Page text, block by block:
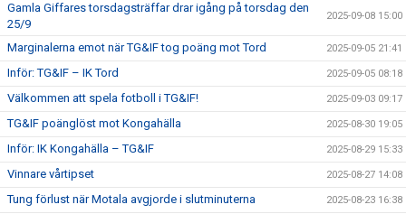
Gamla Giffares torsdagsträffar drar igång på torsdag den
25/9
2025-09-08 15:00
Marginalerna emot när TG&IF tog poäng mot Tord 2025-09-05 21:41
Inför: TG&IF – IK Tord 2025-09-05 08:18
Välkommen att spela fotboll i TG&IF! 2025-09-03 09:17
TG&IF poänglöst mot Kongahälla 2025-08-30 19:05
Inför: IK Kongahälla – TG&IF 2025-08-29 15:33
Vinnare vårtipset 2025-08-27 14:08
Tung förlust när Motala avgjorde i slutminuterna 2025-08-23 16:38